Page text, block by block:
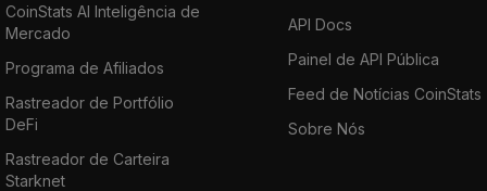
CoinStats AI Inteligência de
Mercado
Programa de Afiliados
Rastreador de Portfólio
DeFi
Rastreador de Carteira
Starknet
API Docs
Painel de API Pública
Feed de Notícias CoinStats
Sobre Nós